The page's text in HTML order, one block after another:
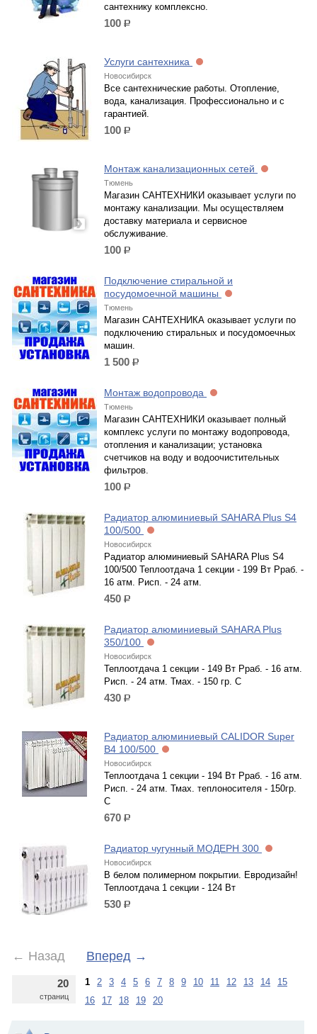
сантехнику комплексно.
100 р.
Услуги сантехника
Новосибирск
Все сантехнические работы. Отопление,
вода, канализация. Профессионально и с
гарантией.
100 р.
Монтаж канализационных сетей
Тюмень
Магазин САНТЕХНИКИ оказывает услуги по
монтажу канализации. Мы осуществляем
доставку материала и сервисное
обслуживание.
100 р.
Подключение стиральной и
посудомоечной машины
Тюмень
Магазин САНТЕХНИКА оказывает услуги по
подключению стиральных и посудомоечных
машин.
1 500 р.
Монтаж водопровода
Тюмень
Магазин САНТЕХНИКИ оказывает полный
комплекс услуги по монтажу водопровода,
отопления и канализации; установка
счетчиков на воду и водоочистительных
фильтров.
100 р.
Радиатор алюминиевый SAHARA Plus S4
100/500
Новосибирск
Радиатор алюминиевый SAHARA Plus S4
100/500 Теплоотдача 1 секции - 199 Вт Рраб. -
16 атм. Рисп. - 24 атм.
450 р.
Радиатор алюминиевый SAHARA Plus
350/100
Новосибирск
Теплоотдача 1 секции - 149 Вт Рраб. - 16 атм.
Рисп. - 24 атм. Тмах. - 150 гр. С
430 р.
Радиатор алюминиевый CALIDOR Super
B4 100/500
Новосибирск
Теплоотдача 1 секции - 194 Вт Рраб. - 16 атм.
Рисп. - 24 атм. Тмах. теплоносителя - 150гр.
С
670 р.
Радиатор чугунный МОДЕРН 300
Новосибирск
В белом полимерном покрытии. Евродизайн!
Теплоотдача 1 секции - 124 Вт
530 р.
← Назад Вперед →
20
страниц
1 2 3 4 5 6 7 8 9 10 11 12 13 14
15
16
17 18 19 20